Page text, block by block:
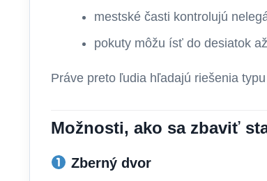
mestské časti kontrolujú
pokuty môžu ísť do desiatok
Práve preto ľudia hľadajú riešenia typu
Možnosti, ako sa zbaviť
Zberný dvor